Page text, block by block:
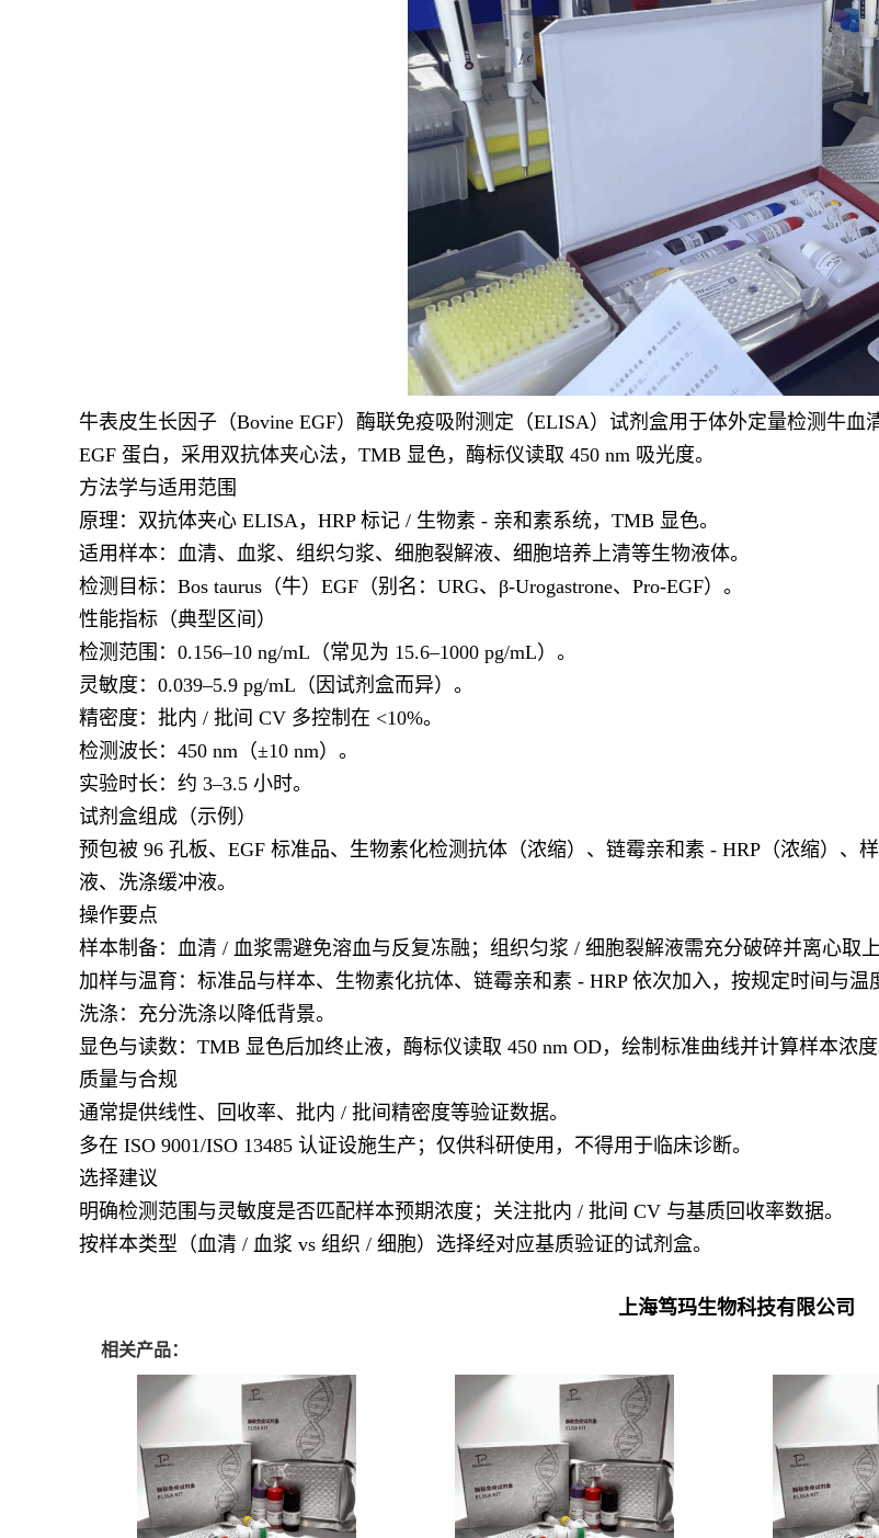
牛表皮生长因子（Bovine EGF）酶联免疫吸附测定（ELISA）试剂盒用于体外定量检测牛
EGF 蛋白，采用双抗体夹心法，TMB 显色，酶标仪读取 450 nm 吸光度。
方法学与适用范围
原理：双抗体夹心 ELISA，HRP 标记 / 生物素 - 亲和素系统，TMB 显色。
适用样本：血清、血浆、组织匀浆、细胞裂解液、细胞培养上清等生物液体。
检测目标：Bos taurus（牛）EGF（别名：URG、β-Urogastrone、Pro-EGF）。
性能指标（典型区间）
检测范围：0.156–10 ng/mL（常见为 15.6–1000 pg/mL）。
灵敏度：0.039–5.9 pg/mL（因试剂盒而异）。
精密度：批内 / 批间 CV 多控制在 <10%。
检测波长：450 nm（±10 nm）。
实验时长：约 3–3.5 小时。
试剂盒组成（示例）
预包被 96 孔板、EGF 标准品、生物素化检测抗体（浓缩）、链霉亲和素 - HRP（浓缩）、
液、洗涤缓冲液。
操作要点
样本制备：血清 / 血浆需避免溶血与反复冻融；组织匀浆 / 细胞裂解液需充分破碎并离心取
加样与温育：标准品与样本、生物素化抗体、链霉亲和素 - HRP 依次加入，按规定时间与温
洗涤：充分洗涤以降低背景。
显色与读数：TMB 显色后加终止液，酶标仪读取 450 nm OD，绘制标准曲线并计算样本浓度
质量与合规
通常提供线性、回收率、批内 / 批间精密度等验证数据。
多在 ISO 9001/ISO 13485 认证设施生产；仅供科研使用，不得用于临床诊断。
选择建议
明确检测范围与灵敏度是否匹配样本预期浓度；关注批内 / 批间 CV 与基质回收率数据。
按样本类型（血清 / 血浆 vs 组织 / 细胞）选择经对应基质验证的试剂盒。
上海笃玛生物科技有限公司
相关产品：